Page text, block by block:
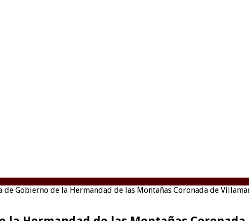
de Gobierno de la Hermandad de las Montañas Coronada de